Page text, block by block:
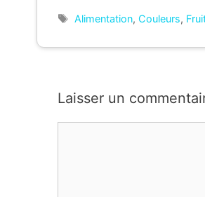
Étiquettes
Alimentation, Couleurs,
Laisser un